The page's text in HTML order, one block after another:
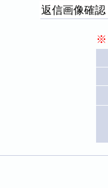
返信画像確認
※